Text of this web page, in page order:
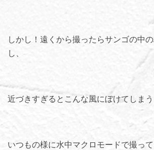
しかし！遠くから撮ったらサンゴの中
し、
近づきすぎるとこんな風にぼけてしまう
いつもの様に水中マクロモードで撮っ